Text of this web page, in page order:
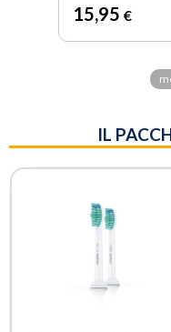
15,95 €
IL